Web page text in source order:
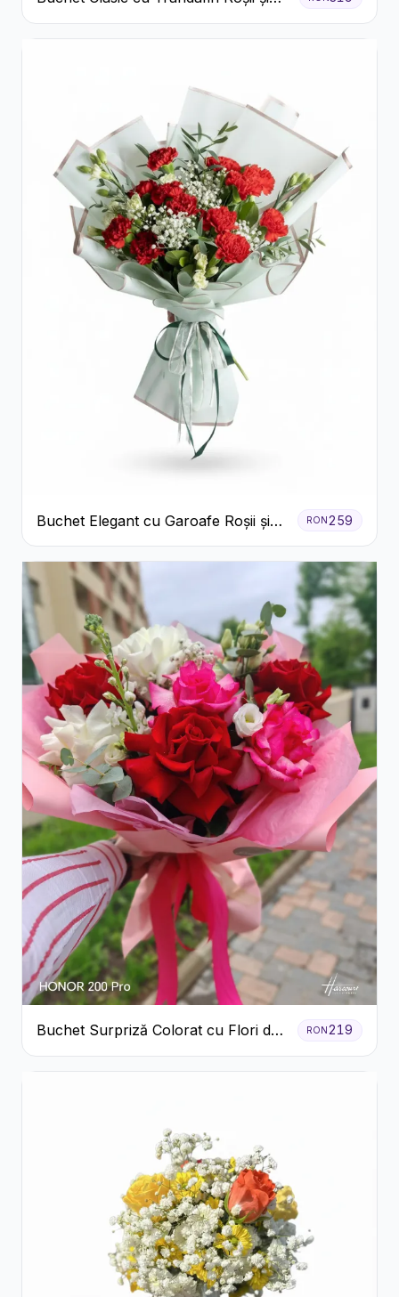
Gypsophila
Buchet Elegant cu Garoafe Roșii și
Floarea Miresei
RON 259
Buchet Surpriză Colorat cu Flori de
Sezon
RON219